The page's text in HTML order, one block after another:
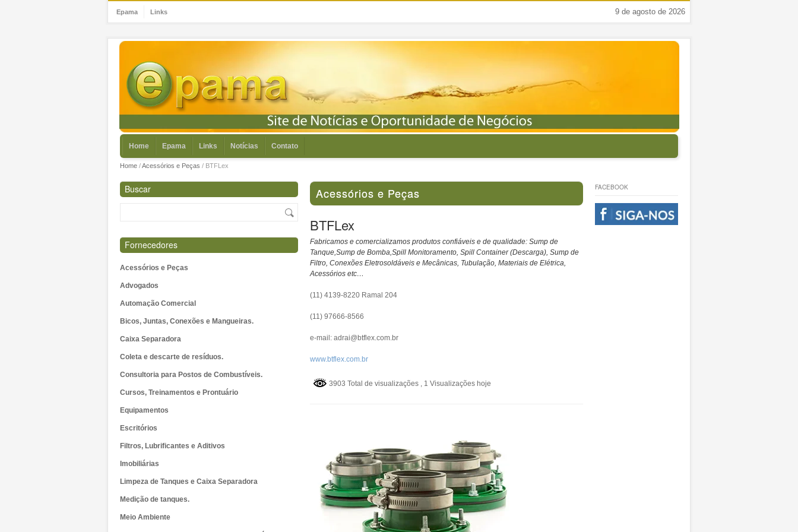
Epama Links 9 de agosto de 2026
Home Epama Links Notícias Contato
Home/Acessórios e Peças / BTFLex
Buscar
Fornecedores
Acessórios e Peças
Advogados
Automação Comercial
Bicos, Juntas, Conexões e Mangueiras.
Caixa Separadora
Coleta e descarte de resíduos.
Consultoria para Postos de Combustíveis.
Cursos, Treinamentos e Prontuário
Equipamentos
Escritórios
Filtros, Lubrificantes e Aditivos
Imobiliárias
Limpeza de Tanques e Caixa Separadora
Medição de tanques.
Meio Ambiente
Acessórios e Peças
BTFLex
Fabricamos e comercializamos produtos confiáveis e de qualidade: Sump de
Tanque,Sump de Bomba,Spill Monitoramento, Spill Container (Descarga), Sump de
Filtro, Conexões Eletrosoldáveis e Mecânicas, Tubulação, Materiais de Elétrica,
Acessórios etc…
(11) 4139-8220 Ramal 204
(11) 97666-8566
e-mail: adrai@btflex.com.br
www.btflex.com.br
3903 Total de visualizações , 1 Visualizações hoje
FACEBOOK